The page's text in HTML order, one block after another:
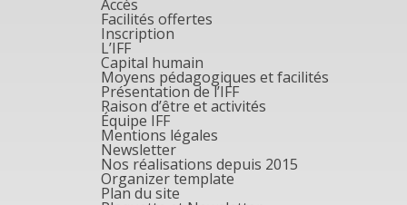
Accès
Facilités offertes
Inscription
L’IFF
Capital humain
Moyens pédagogiques et facilités
Présentation de l’IFF
Raison d’être et activités
Équipe IFF
Mentions légales
Newsletter
Nos réalisations depuis 2015
Organizer template
Plan du site